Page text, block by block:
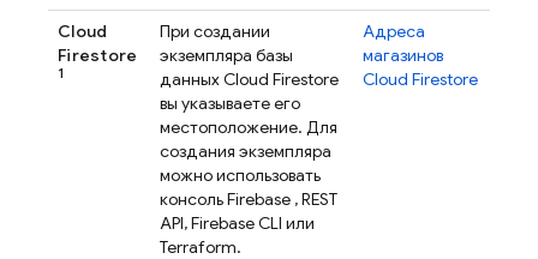
Cloud
Firestore
1
При создании
экземпляра базы
данныхCloud Firestore
вы указываете его
местоположение. Для
создания экземпляра
можно использовать
консольFirebase , REST
API,FirebaseCLI или
Terraform.
Адреса
магазинов
Cloud Firestore